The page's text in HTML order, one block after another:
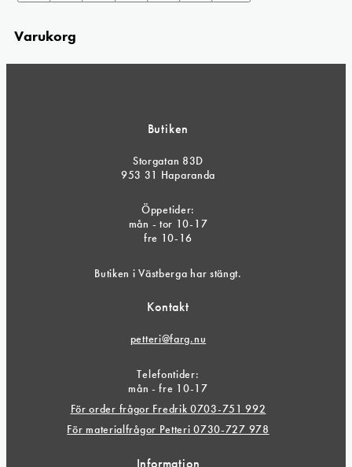
Varukorg
Butiken
Storgatan 83D
953 31 Haparanda
Öppetider:
mån - tor 10-17
fre 10-16
Butiken i Västberga har stängt.
Kontakt
petteri@farg.nu
Telefontider:
mån - fre 10-17
För order frågor Fredrik 0703-751 992
För materialfrågor Petteri 0730-727 978
Information